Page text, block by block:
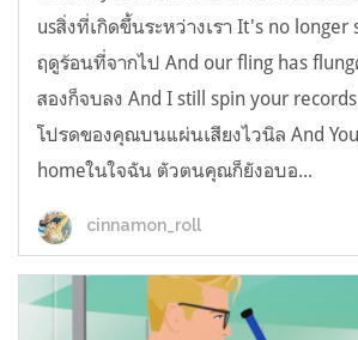
usสิ่งที่เกิดขึ้นระหว่างเรา It's no longer
ฤดูร้อนที่จากไป And our fling has
สองก็จบลง And I still spin your
โปรดของคุณบนแผ่นเสียงไวนิล And
homeในใจฉัน ตัวตนคุณก็ยังอบอ...
cinnamon_roll